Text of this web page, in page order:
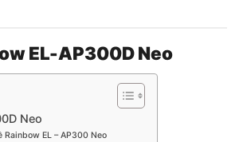
EL-AP300D Neo
Neo
Rainbow EL – AP300 Neo